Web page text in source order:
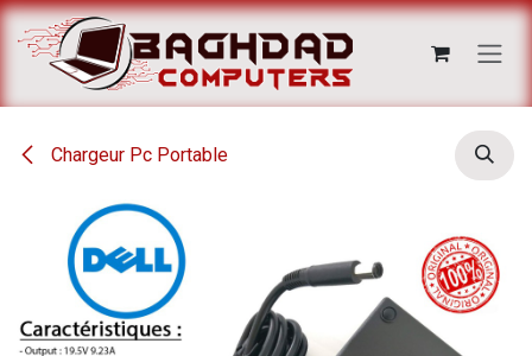
Se rendre au contenu
Chargeur Pc Portable